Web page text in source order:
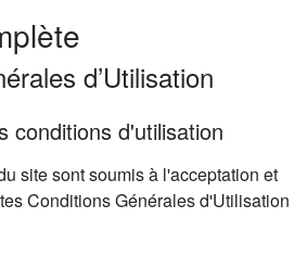
d’Utilisation
conditions d'utilisation
site sont soumis à l'acceptation et
Conditions Générales d'Utilisation